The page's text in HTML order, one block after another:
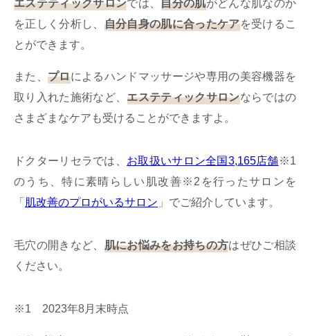
エステティックサロンでは、 自分の肌がどんな肌なのか
を正しく分析し、 自分自身の肌に合ったケアを受けるこ
とができます。
また、 プロによるハンドマッサージや専用の美容機器を
取り入れた施術など、 エステティックサロンならではの
さまざまなケアも受けることができますよ。
ドクターリセラでは、 お取扱いサロン全国3,165店舗※1
のうち、特に素晴らしい肌改善※2を行ったサロンを
「 肌改善のプロがいるサロン 」でご紹介しています。
毛穴の開きなど、 肌にお悩みをお持ちの方はぜひご相談
ください。
※1 2023年8月末時点